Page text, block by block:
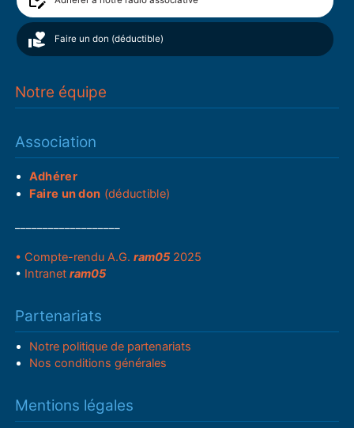
Faire un don (déductible)
Notre équipe
Association
Adhérer
Faire un don (déductible)
• Compte-rendu A.G.ram05 2025
• Intranetram05
Partenariats
Notre politique de partenariats
Nos conditions générales
Mentions légales